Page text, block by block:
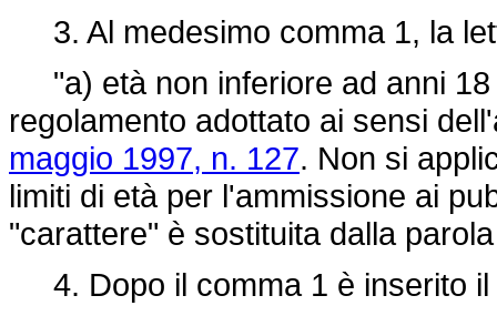
3. Al medesimo comma 1, la
"a) età non inferiore ad anni 18
regolamento adottato ai sensi
maggio 1997, n. 127. Non si
limiti di età per l'ammissione ai
"carattere" è sostituita dalla
4. Dopo il comma 1 è inserito il